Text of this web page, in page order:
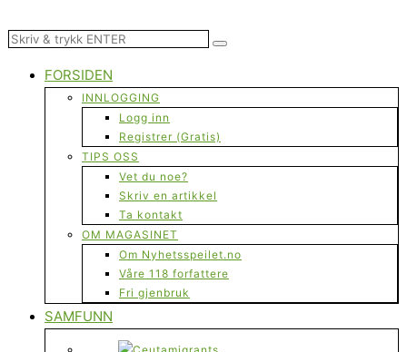
FORSIDEN
INNLOGGING
Logg inn
Registrer (Gratis)
TIPS OSS
Vet du noe?
Skriv en artikkel
Ta kontakt
OM MAGASINET
Om Nyhetsspeilet.no
Våre 118 forfattere
Fri gjenbruk
SAMFUNN